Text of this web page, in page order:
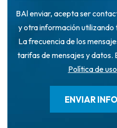
BAl enviar, acepta ser
y otra información
La frecuencia de los
tarifas de mensajes y datos.
Política de